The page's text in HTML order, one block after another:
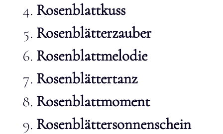
Rosenblattkuss
Rosenblätterzauber
Rosenblattmelodie
Rosenblättertanz
Rosenblattmoment
Rosenblättersonnenschein